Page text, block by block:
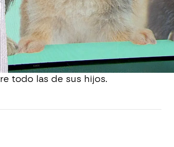
de su familia, 'Gin', y que
a lo curioso de la situación, la
vez más empresas fomentan
sus empleados y enumeraba la
positivas que ha llevado
periodista que lo mejor es cómo
todo las de sus hijos.